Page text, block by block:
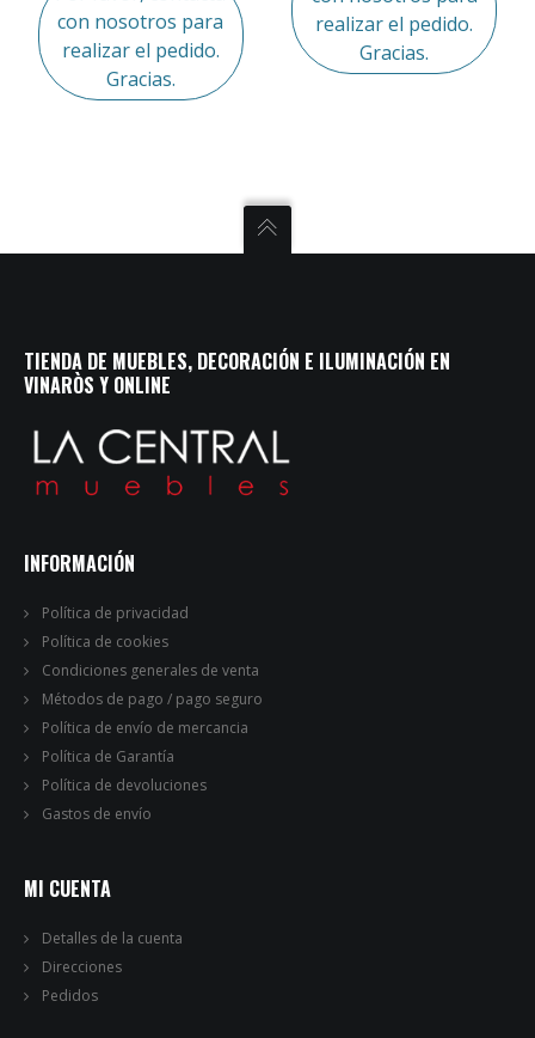
con nosotros para
realizar el pedido.
Gracias.
realizar el pedido.
Gracias.
TIENDA DE MUEBLES, DECORACIÓN E ILUMINACIÓN EN
VINARÒS Y ONLINE
INFORMACIÓN
Política de privacidad
Política de cookies
Condiciones generales de venta
Métodos de pago / pago seguro
Política de envío de mercancia
Política de Garantía
Política de devoluciones
Gastos de envío
MI CUENTA
Detalles de la cuenta
Direcciones
Pedidos